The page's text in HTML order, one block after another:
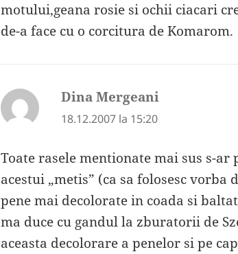
motului,geana rosie si ochii ciacari
de-a face cu o corcitura de Komarom.
Dina Mergeani
18.12.2007 la 15:20
Toate rasele mentionate mai sus s-
acestui „metis” (ca sa folosesc vorba
pene mai decolorate in coada si
ma duce cu gandul la zburatorii de
aceasta decolorare a penelor si pe